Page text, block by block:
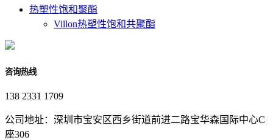
热塑性饱和聚酯
Villon热塑性饱和共聚酯
咨询热线
138 2331 1709
公司地址：深圳市宝安区西乡街道前进二路宝华森国际中心C
座306